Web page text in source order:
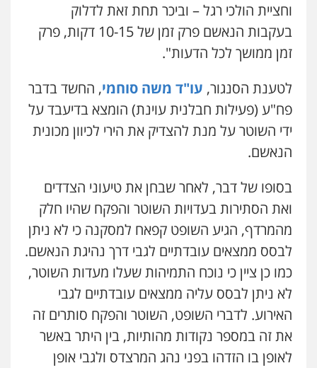
וחציית הולכי רגל – וביכר תחת זאת לדלוק
בעקבות הנאשם פרק זמן של 10-15 דקות, פרק
זמן ממושך לכל הדעות".
לטענת הסנגור, עו"ד משה סוחמי, החשד בדבר
פח"ע (פעילות חבלנית עוינת) הומצא בדיעבד על
ידי השוטר על מנת להצדיק את הירי לכיוון מכונית
הנאשם.
בסופו של דבר, לאחר שבחן את טיעוני הצדדים
ואת הסתירות בעדויות השוטר והפקח שהיו חלק
מהמרדף, הגיע השופט קפאח למסקנה כי לא ניתן
לבסס ממצאים עובדתיים לגבי דרך נהיגת הנאשם.
כמו כן ציין כי נוכח התמיהות שעלו מעדות השוטר,
לא ניתן לבסס עליה ממצאים עובדתיים לגבי
האירוע. לדברי השופט, השוטר והפקח סותרים זה
את זה במספר נקודות מהותיות, בין היתר באשר
לאופן בו הזדהו בפני נהג המרצדס ולגבי אופן